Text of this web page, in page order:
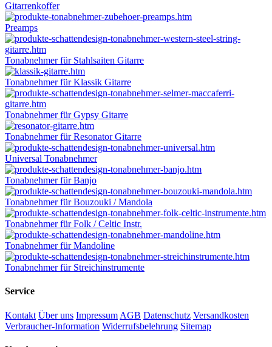
Gitarrenkoffer
Preamps
Tonabnehmer für Stahlsaiten Gitarre
Tonabnehmer für Klassik Gitarre
Tonabnehmer für Gypsy Gitarre
Tonabnehmer für Resonator Gitarre
Universal Tonabnehmer
Tonabnehmer für Banjo
Tonabnehmer für Bouzouki / Mandola
Tonabnehmer für Folk / Celtic Instr.
Tonabnehmer für Mandoline
Tonabnehmer für Streichinstrumente
Service
Kontakt Über uns Impressum AGB Datenschutz Versandkosten
Verbraucher-Information Widerrufsbelehrung Sitemap